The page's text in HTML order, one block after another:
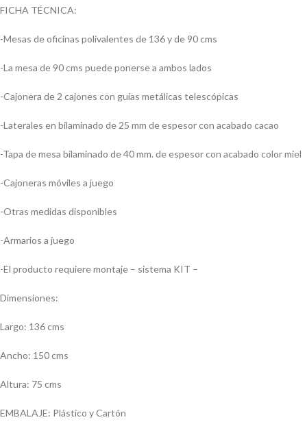
FICHA TÉCNICA:
-Mesas de oficinas polivalentes de 136 y de 90 cms
-La mesa de 90 cms puede ponerse a ambos lados
-Cajonera de 2 cajones con guías metálicas telescópicas
-Laterales en bilaminado de 25 mm de espesor con acabado cacao
-Tapa de mesa bilaminado de 40 mm. de espesor con acabado color miel
-Cajoneras móviles a juego
-Otras medidas disponibles
-Armarios a juego
-El producto requiere montaje – sistema KIT –
Dimensiones:
Largo: 136 cms
Ancho: 150 cms
Altura: 75 cms
EMBALAJE: Plástico y Cartón